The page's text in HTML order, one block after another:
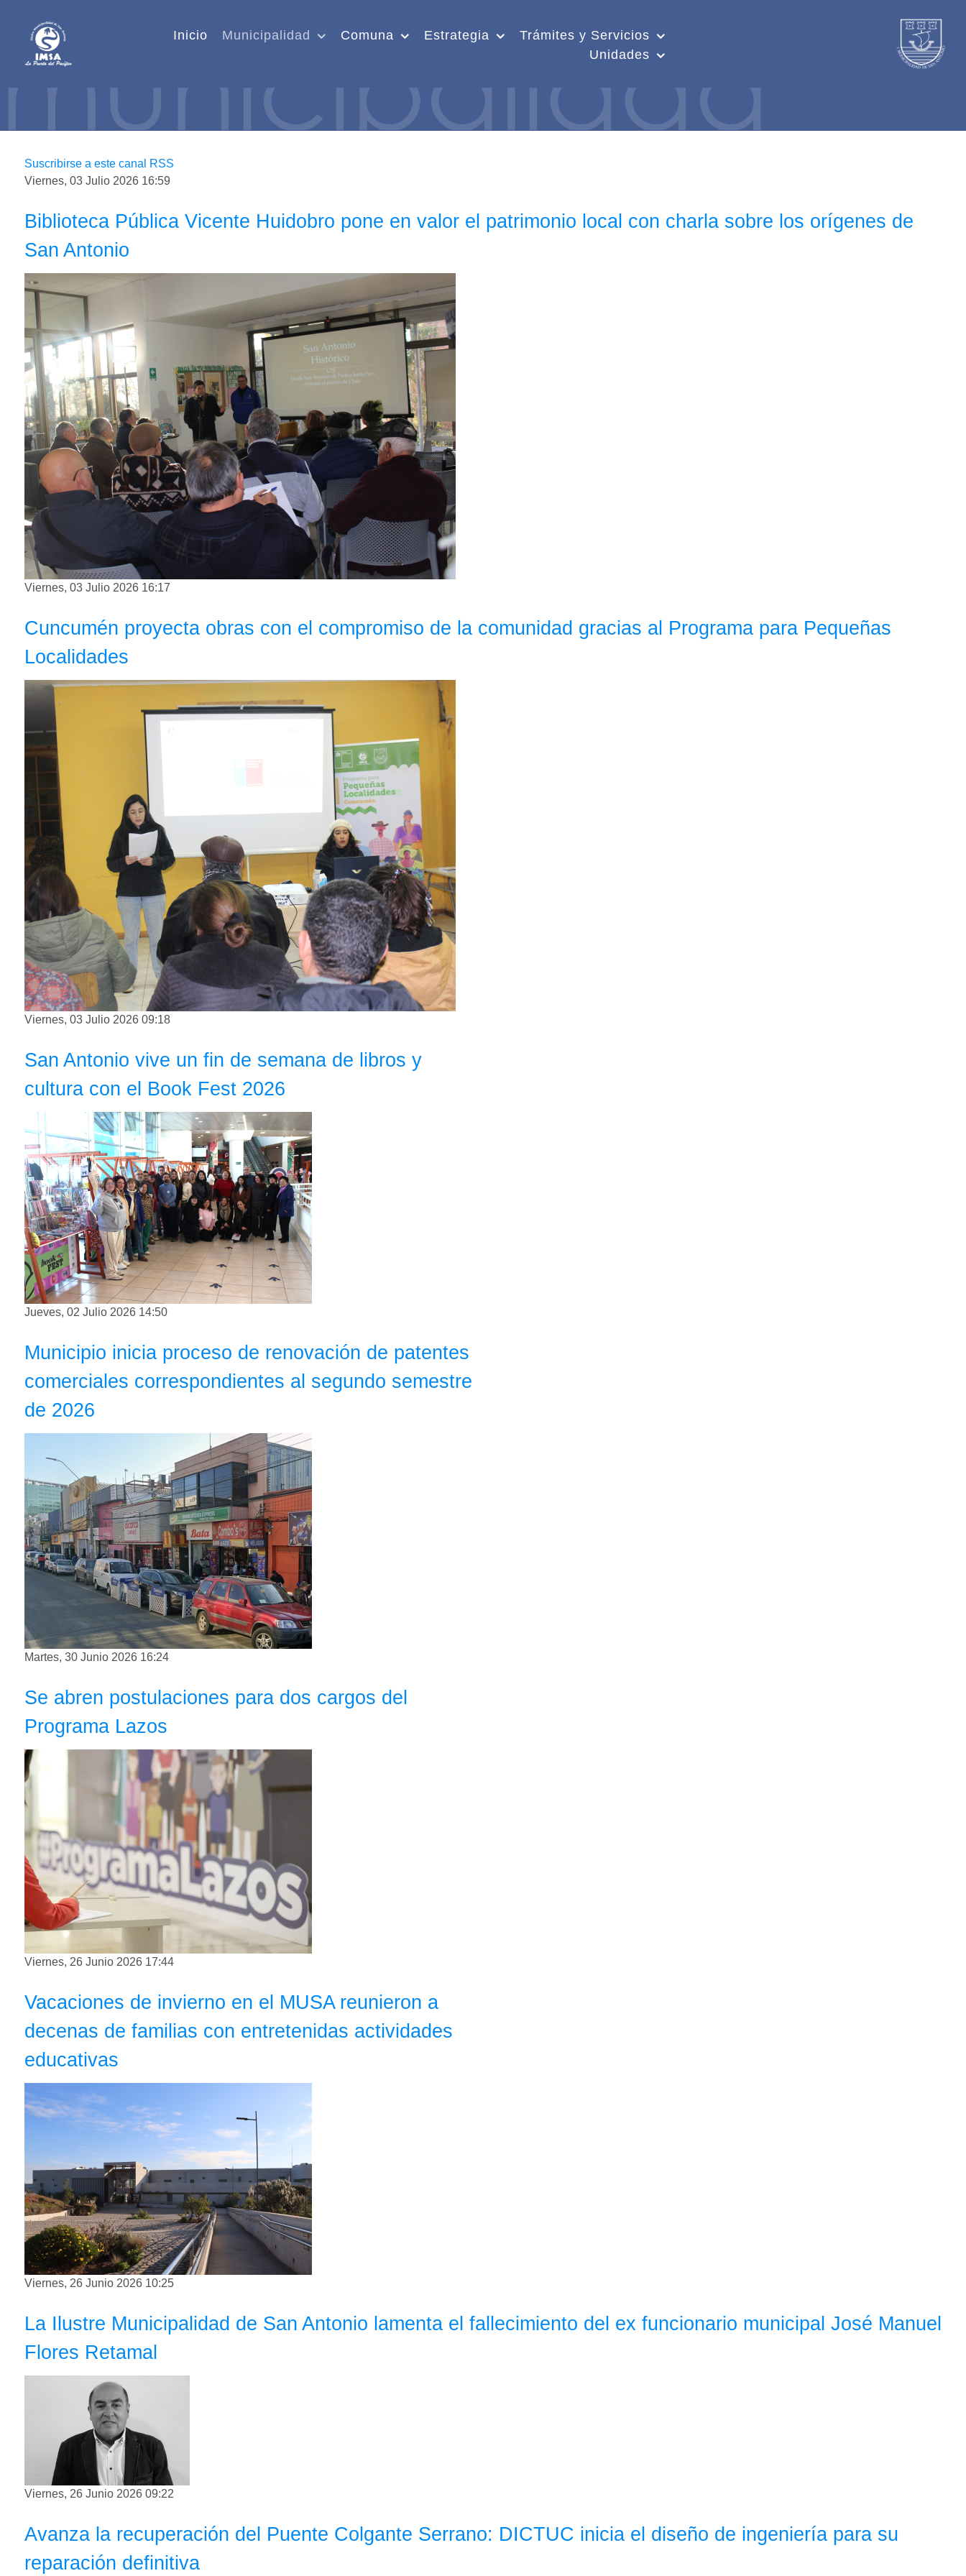
Inicio Municipalidad Comuna Estrategia
Trámites y Servicios
Unidades
Suscribirse a este canal RSS
Viernes, 03 Julio 2026 16:59
Biblioteca Pública Vicente Huidobro pone en valor el patrimonio local con charla sobre los orígenes de
San Antonio
Viernes, 03 Julio 2026 16:17
Cuncumén proyecta obras con el compromiso de la comunidad gracias al Programa para Pequeñas
Localidades
Viernes, 03 Julio 2026 09:18
San Antonio vive un fin de semana de libros y
cultura con el Book Fest 2026
Jueves, 02 Julio 2026 14:50
Municipio inicia proceso de renovación de patentes
comerciales correspondientes al segundo semestre
de 2026
Martes, 30 Junio 2026 16:24
Se abren postulaciones para dos cargos del
Programa Lazos
Viernes, 26 Junio 2026 17:44
Vacaciones de invierno en el MUSA reunieron a
decenas de familias con entretenidas actividades
educativas
Viernes, 26 Junio 2026 10:25
La Ilustre Municipalidad de San Antonio lamenta el fallecimiento del ex funcionario municipal José Manuel
Flores Retamal
Viernes, 26 Junio 2026 09:22
Avanza la recuperación del Puente Colgante Serrano: DICTUC inicia el diseño de ingeniería para su
reparación definitiva